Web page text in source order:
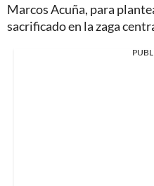
Marcos Acuña, para
sacrificado en la zaga